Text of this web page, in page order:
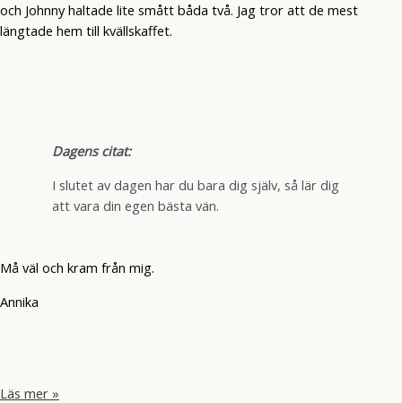
och Johnny haltade lite smått båda två. Jag tror att de mest
längtade hem till kvällskaffet.
Dagens citat:
I slutet av dagen har du bara dig själv, så lär dig
att vara din egen bästa vän.
Må väl och kram från mig.
Annika
Att
Läs mer »